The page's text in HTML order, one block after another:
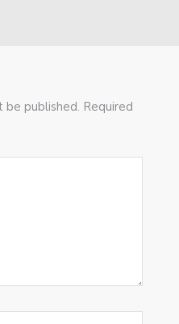
published. Required